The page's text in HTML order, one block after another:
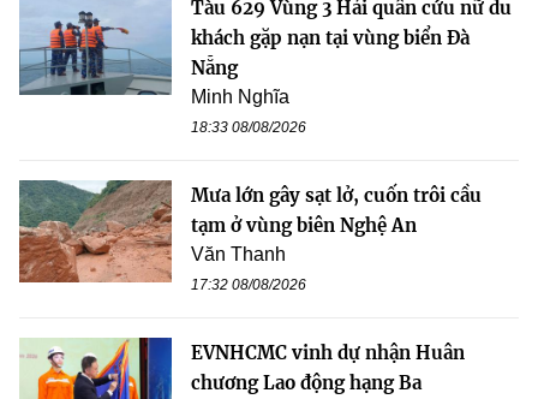
Tàu 629 Vùng 3 Hải quân cứu nữ du
khách gặp nạn tại vùng biển Đà
Nẵng
Minh Nghĩa
18:33 08/08/2026
Mưa lớn gây sạt lở, cuốn trôi cầu
tạm ở vùng biên Nghệ An
Văn Thanh
17:32 08/08/2026
EVNHCMC vinh dự nhận Huân
chương Lao động hạng Ba